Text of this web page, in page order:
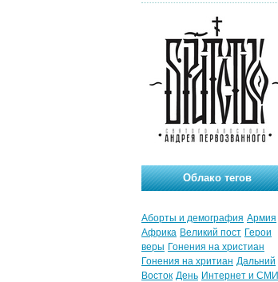
Облако тегов
Аборты и демография Армия
Африка Великий пост Герои
веры Гонения на христиан
Гонения на хритиан Дальний
Восток День Интернет и СМИ